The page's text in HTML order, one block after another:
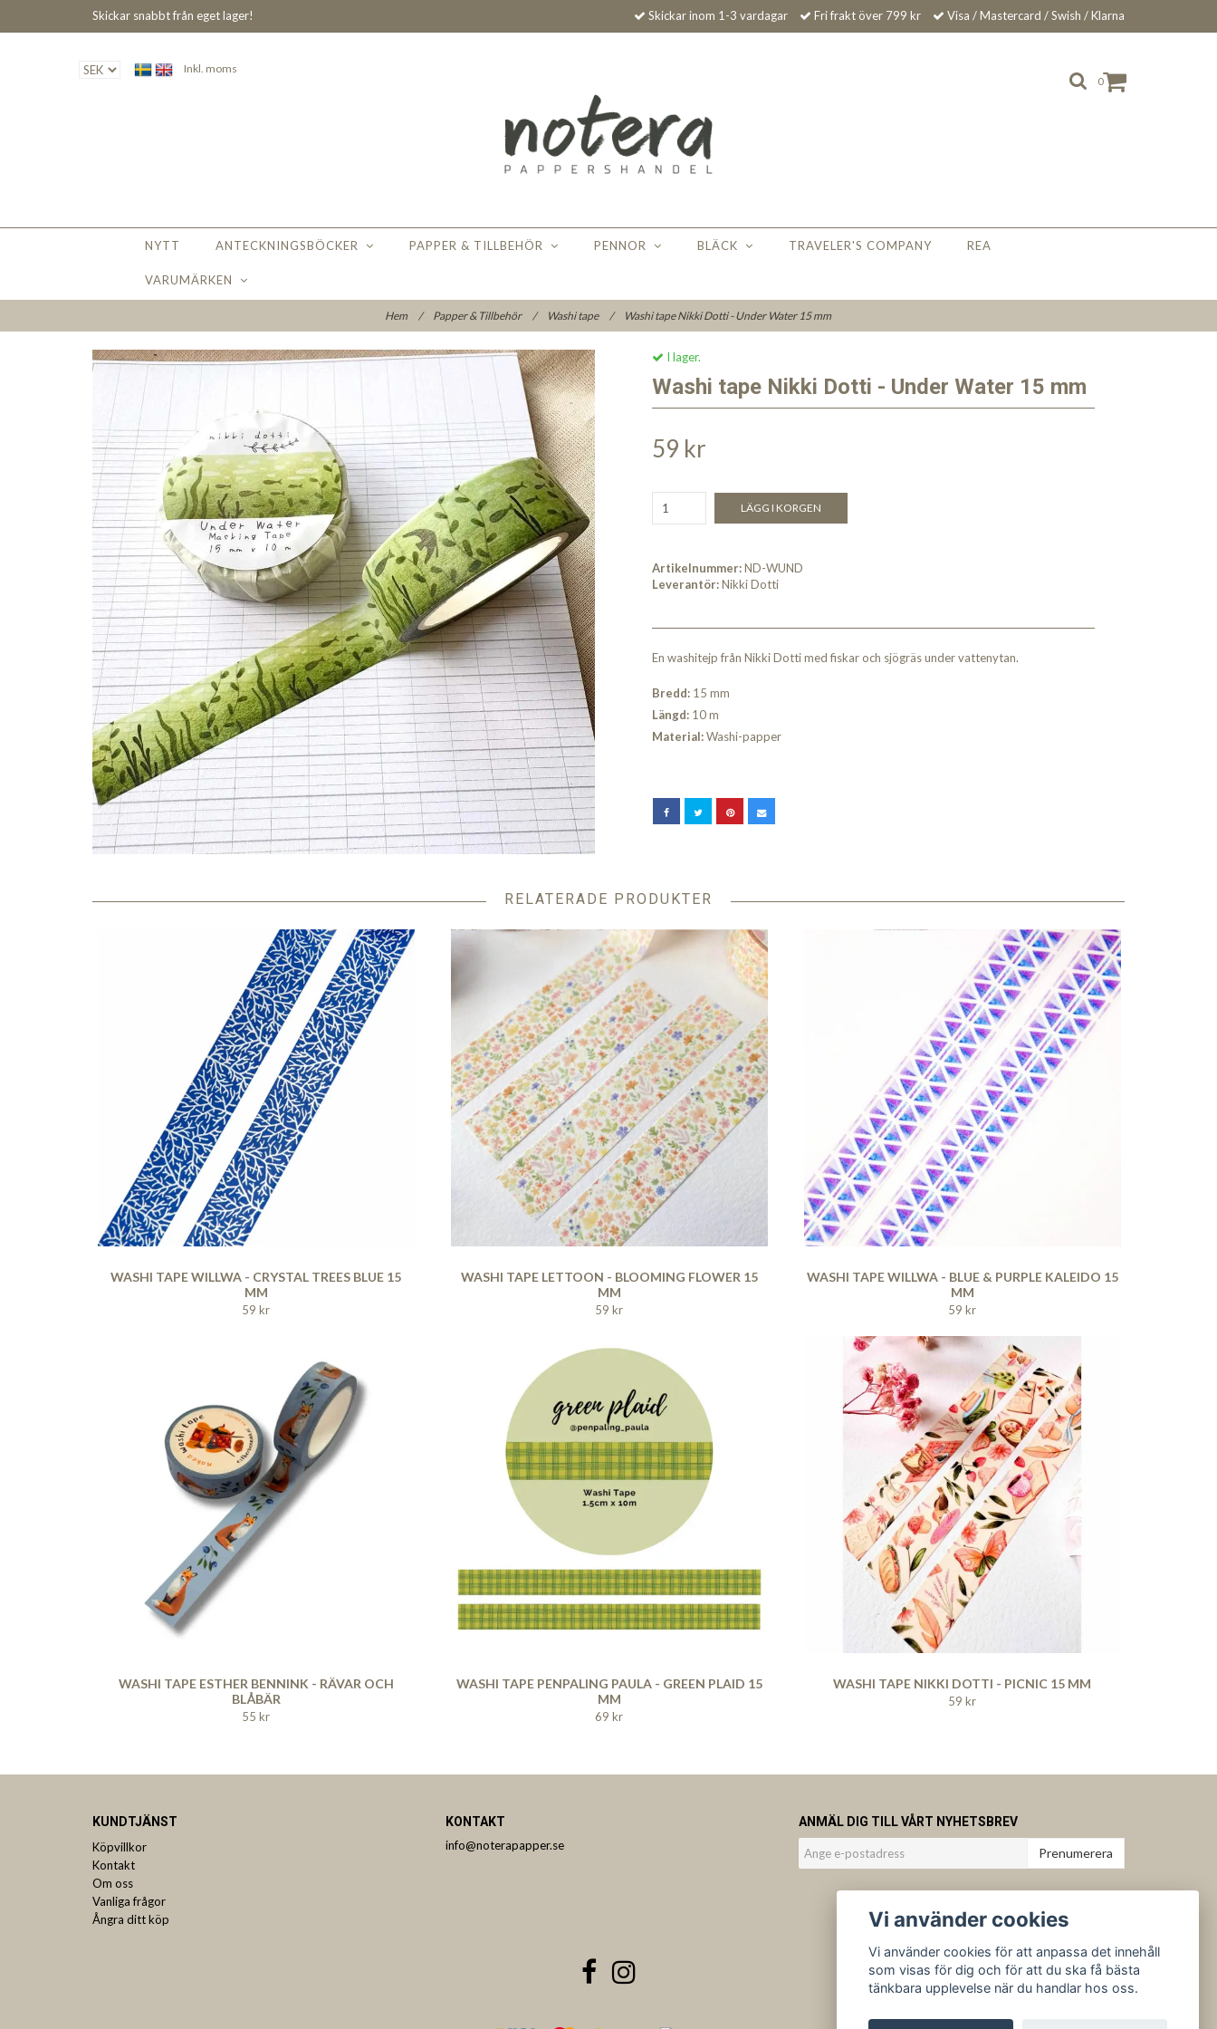
Skickar snabbt från eget lager! Skickar inom 1-3 vardagar Fri frakt över 799 kr Visa / Mastercard / Swish / Klarna
0
Inkl. moms
NYTT ANTECKNINGSBÖCKER PAPPER & TILLBEHÖR PENNOR BLÄCK TRAVELER'S COMPANY REA
VARUMÄRKEN
Hem / Papper & Tillbehör / Washi tape / Washi tape Nikki Dotti - Under Water 15 mm
I lager.
Washi tape Nikki Dotti - Under Water 15 mm
59 kr
LÄGG I KORGEN
Artikelnummer:ND-WUND
Leverantör:Nikki Dotti
En washitejp från Nikki Dotti med fiskar och sjögräs under vattenytan.
Bredd: 15 mm
Längd: 10 m
Material:Washi-papper
RELATERADE PRODUKTER
WASHI TAPE WILLWA - CRYSTAL TREES BLUE 15
MM
59 kr
WASHI TAPE LETTOON - BLOOMING FLOWER 15
MM
59 kr
WASHI TAPE WILLWA - BLUE & PURPLE KALEIDO 15
MM
59 kr
WASHI TAPE ESTHER BENNINK - RÄVAR OCH
BLÅBÄR
55 kr
WASHI TAPE PENPALING PAULA - GREEN PLAID 15
MM
69 kr
WASHI TAPE NIKKI DOTTI - PICNIC 15 MM
59 kr
KUNDTJÄNST
Köpvillkor
Kontakt
Om oss
Vanliga frågor
Ångra ditt köp
KONTAKT
info@noterapapper.se
ANMÄL DIG TILL VÅRT NYHETSBREV
Prenumerera
Vi använder cookies
Vi använder cookies för att anpassa det innehåll
som visas för dig och för att du ska få bästa
tänkbara upplevelse när du handlar hos oss.